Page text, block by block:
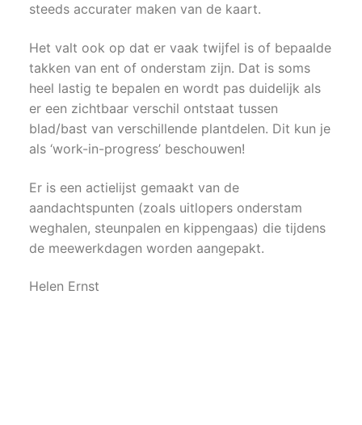
steeds accurater maken van de kaart.
Het valt ook op dat er vaak twijfel is of bepaalde
takken van ent of onderstam zijn. Dat is soms
heel lastig te bepalen en wordt pas duidelijk als
er een zichtbaar verschil ontstaat tussen
blad/bast van verschillende plantdelen. Dit kun je
als ‘work-in-progress’ beschouwen!
Er is een actielijst gemaakt van de
aandachtspunten (zoals uitlopers onderstam
weghalen, steunpalen en kippengaas) die tijdens
de meewerkdagen worden aangepakt.
Helen Ernst